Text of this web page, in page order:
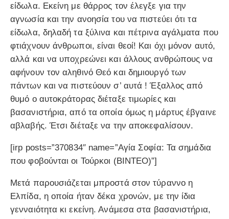
είδωλα. Εκείνη με θάρρος τον έλεγξε για την
αγνωσία και την ανοησία του να πιστεύει ότι τα
είδωλα, δηλαδή τα ξύλινα και πέτρινα αγάλματα που
φτιάχνουν άνθρωποι, είναι θεοί! Και όχι μόνον αυτό,
αλλά και να υποχρεώνει και άλλους ανθρώπους να
αφήνουν τον αληθινό Θεό και δημιουργό των
πάντων και να πιστεύουν σ’ αυτά ! Έξαλλος από
θυμό ο αυτοκράτορας διέταξε τιμωρίες και
βασανιστήρια, από τα οποία όμως η μάρτυς έβγαινε
αβλαβής. Έτσι διέταξε να την αποκεφαλίσουν.
[irp posts=”370834″ name=”Αγία Σοφία: Τα σημάδια
που φοβούνται οι Τούρκοι (ΒΙΝΤΕΟ)”]
Μετά παρουσιάζεται μπροστά στον τύραννο η
Ελπίδα, η οποία ήταν δέκα χρονών, με την ίδια
γενναιότητα κι εκείνη. Ανάμεσα στα βασανιστήρια,